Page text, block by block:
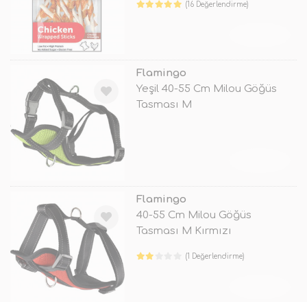
(16 Değerlendirme)
Flamingo
Yeşil 40-55 Cm Milou Göğüs
Tasması M
Flamingo
40-55 Cm Milou Göğüs
Tasması M Kırmızı
(1 Değerlendirme)